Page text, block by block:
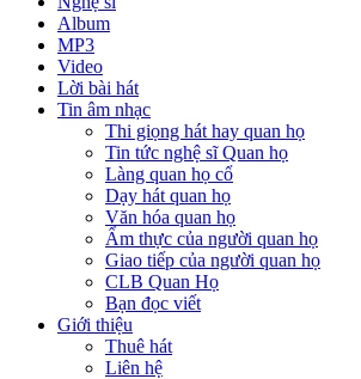
Album
MP3
Video
Lời bài hát
Tin âm nhạc
Thi giọng hát hay quan họ
Tin tức nghệ sĩ Quan họ
Làng quan họ cổ
Dạy hát quan họ
Văn hóa quan họ
Ẩm thực của người quan họ
Giao tiếp của người quan họ
CLB Quan Họ
Bạn đọc viết
Giới thiệu
Thuê hát
Liên hệ